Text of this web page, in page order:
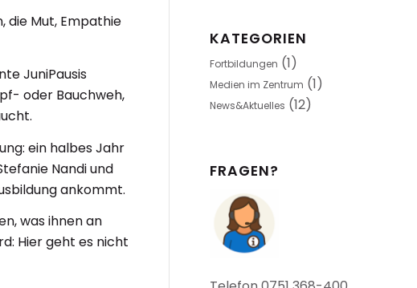
die Mut, Empathie
JuniPausis
oder Bauchweh,
ein halbes Jahr
Nandi und
ankommt.
was ihnen an
Hier geht es nicht
KATEGORIEN
Fortbildungen (1)
Medien im Zentrum (1)
News&Aktuelles (12)
FRAGEN?